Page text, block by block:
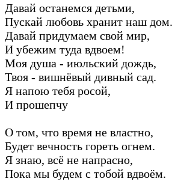
Давай останемся детьми,
Пускай любовь хранит наш дом.
Давай придумаем свой мир,
И убежим туда вдвоем!
Моя душа - июльский дождь,
Твоя - вишнёвый дивный сад.
Я напою тебя росой,
И прошепчу
О том, что время не властно,
Будет вечность гореть огнем.
Я знаю, всё не напрасно,
Пока мы будем с тобой вдвоём.